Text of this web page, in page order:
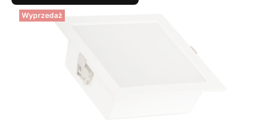
Wyprzedaż